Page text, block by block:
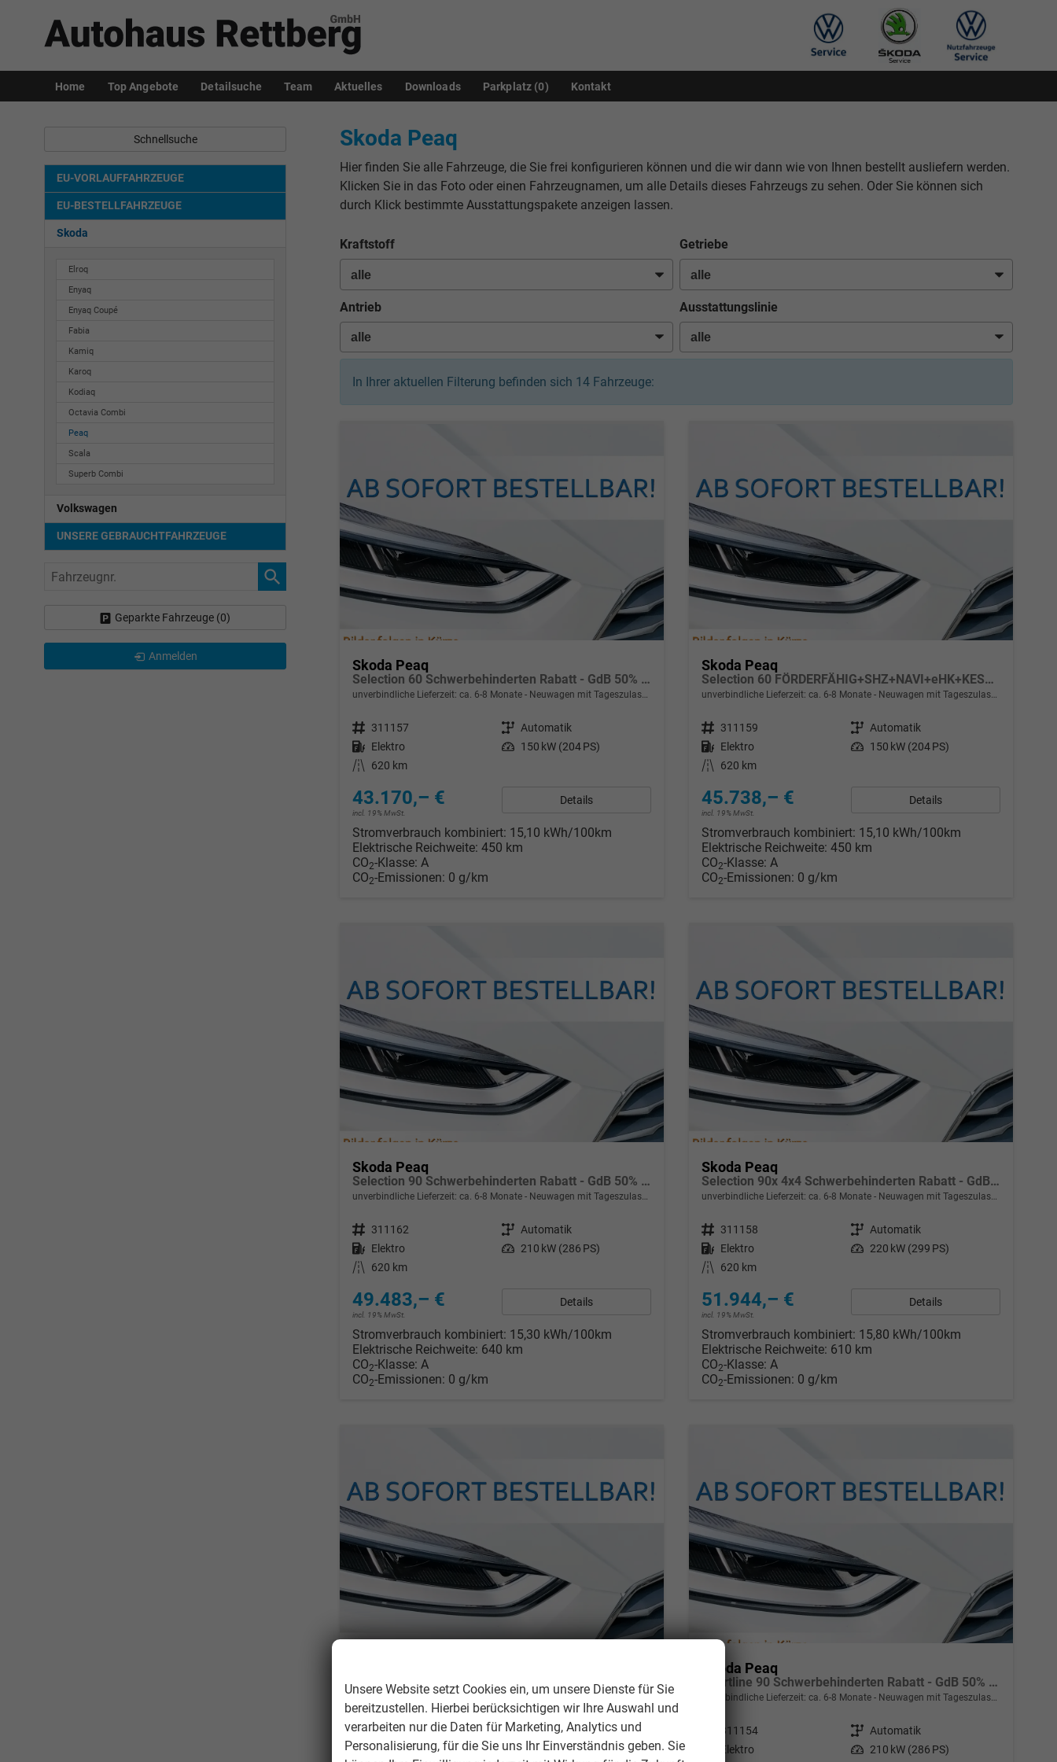
Home Top Angebote Detailsuche Team Aktuelles Downloads Parkplatz (0) Kontakt
Skoda Peaq
Hier finden Sie alle Fahrzeuge, die Sie frei konfigurieren können und die wir dann wie von Ihnen bestellt ausliefern werden.
Klicken Sie in das Foto oder einen Fahrzeugnamen, um alle Details dieses Fahrzeugs zu sehen. Oder Sie können sich
durch Klick bestimmte Ausstattungspakete anzeigen lassen.
Kraftstoff Getriebe
Antrieb Ausstattungslinie
In Ihrer aktuellen Filterung befinden sich 14Fahrzeuge:
Skoda Peaq
Selection 60 Schwerbehinderten Rabatt - GdB 50% FÖRDERFÄHIG
unverbindliche Lieferzeit: ca. 6-8 Monate Neuwagen mit Tageszulassung
Fahrzeugnr. 311157 Getriebe Automatik
Kraftstoff Elektro Leistung 150 kW (204 PS)
Kilometerstand
620 km
43.170,– €
incl. 19% MwSt.
Details
Stromverbrauch kombiniert: 15,10 kWh/100km
Elektrische Reichweite: 450 km
CO2-Klasse: A
CO2-Emissionen: 0 g/km
Skoda Peaq
Selection 60 FÖRDERFÄHIG+SHZ+NAVI+eHK+KESSY+pACC+KAMERA+19" ALU+LED+KLIMA
unverbindliche Lieferzeit: ca. 6-8 Monate Neuwagen mit Tageszulassung
Fahrzeugnr. 311159 Getriebe Automatik
Kraftstoff Elektro Leistung 150 kW (204 PS)
Kilometerstand
620 km
45.738,– €
incl. 19% MwSt.
Details
Stromverbrauch kombiniert: 15,10 kWh/100km
Elektrische Reichweite: 450 km
CO2-Klasse: A
CO2-Emissionen: 0 g/km
Skoda Peaq
Selection 90 Schwerbehinderten Rabatt - GdB 50% FÖRDERFÄHIG
unverbindliche Lieferzeit: ca. 6-8 Monate Neuwagen mit Tageszulassung
Fahrzeugnr. 311162 Getriebe Automatik
Kraftstoff Elektro Leistung 210 kW (286 PS)
Kilometerstand
620 km
49.483,– €
incl. 19% MwSt.
Details
Stromverbrauch kombiniert: 15,30 kWh/100km
Elektrische Reichweite: 640 km
CO2-Klasse: A
CO2-Emissionen: 0 g/km
Skoda Peaq
Selection 90x 4x4 Schwerbehinderten Rabatt - GdB 50% FÖRDERFÄHIG
unverbindliche Lieferzeit: ca. 6-8 Monate Neuwagen mit Tageszulassung
Fahrzeugnr. 311158 Getriebe Automatik
Kraftstoff Elektro Leistung 220 kW (299 PS)
Kilometerstand
620 km
51.944,– €
incl. 19% MwSt.
Details
Stromverbrauch kombiniert: 15,80 kWh/100km
Elektrische Reichweite: 610 km
CO2-Klasse: A
CO2-Emissionen: 0 g/km
Selection 90 FÖRDERFÄHIG+SHZ+NAVI+eHK+KESSY+pACC+KAMERA+19" ALU+LED+KLIMA
Neuwagen mit Tageszulassung
Fahrzeugnr. 311160 Getriebe Automatik
Kraftstoff Elektro Leistung 210 kW (286 PS)
Skoda Peaq
Sportline 90 Schwerbehinderten Rabatt - GdB 50% FÖRDERFÄHIG
unverbindliche Lieferzeit: ca. 6-8 Monate Neuwagen mit Tageszulassung
311154 Getriebe Automatik
Elektro Leistung 210 kW (286 PS)
Schnellsuche
EU-VORLAUFFAHRZEUGE
EU-BESTELLFAHRZEUGE
Skoda
Elroq
Enyaq
Enyaq Coupé
Fabia
Kamiq
Karoq
Kodiaq
Octavia Combi
Peaq
Scala
Superb Combi
Volkswagen
UNSERE GEBRAUCHTFAHRZEUGE
Fahrzeugnr.
Geparkte Fahrzeuge (0)
Anmelden
Unsere Website setzt Cookies ein, um unsere Dienste für Sie
bereitzustellen. Hierbei berücksichtigen wir Ihre Auswahl und
verarbeiten nur die Daten für Marketing, Analytics und
Personalisierung, für die Sie uns Ihr Einverständnis geben. Sie